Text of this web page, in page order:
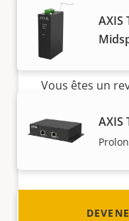
AXIS
AXIS
Devenez un
Vous êtes un
avons des
les pays du